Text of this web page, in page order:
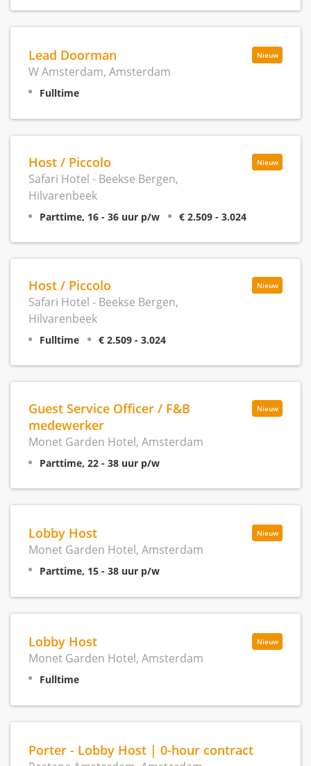
Nieuw
Lead Doorman
W Amsterdam, Amsterdam
Fulltime
Nieuw
Host / Piccolo
Safari Hotel - Beekse Bergen,
Hilvarenbeek
Parttime, 16 - 36 uur p/w € 2.509 - 3.024
Nieuw
Host / Piccolo
Safari Hotel - Beekse Bergen,
Hilvarenbeek
Fulltime € 2.509 - 3.024
Nieuw
Guest Service Officer / F&B
medewerker
Monet Garden Hotel, Amsterdam
Parttime, 22 - 38 uur p/w
Nieuw
Lobby Host
Monet Garden Hotel, Amsterdam
Parttime, 15 - 38 uur p/w
Nieuw
Lobby Host
Monet Garden Hotel, Amsterdam
Fulltime
Porter - Lobby Host | 0-hour contract